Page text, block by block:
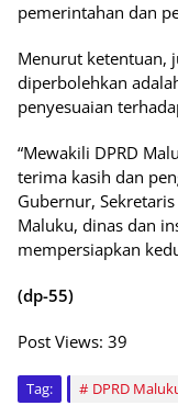
pemerintahan dan
Menurut ketentuan,
diperbolehkan
penyesuaian
“Mewakili DPRD
terima kasih dan
Gubernur,
Maluku, dinas dan
mempersiapkan
(dp-55)
Post Views: 39
Tag: DPRD